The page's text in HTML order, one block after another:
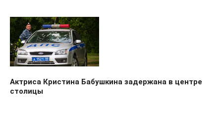
Актриса Кристина Бабушкина задержана в центре
столицы